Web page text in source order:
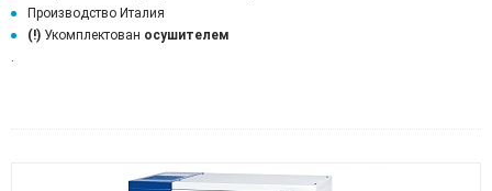
Производство Италия
(!) Укомплектован осушителем